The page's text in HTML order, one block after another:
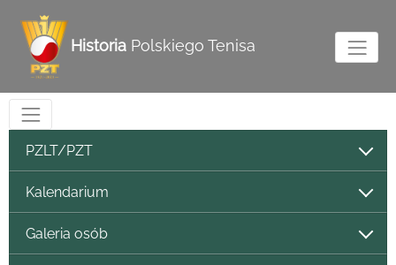
Historia Polskiego Tenisa
PZLT/PZT
Kalendarium
Galeria osób